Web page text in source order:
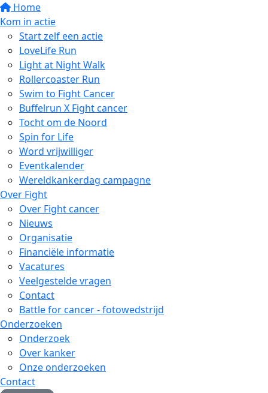
Home
Kom in actie
Start zelf een actie
LoveLife Run
Light at Night Walk
Rollercoaster Run
Swim to Fight Cancer
Buffelrun X Fight cancer
Tocht om de Noord
Spin for Life
Word vrijwilliger
Eventkalender
Wereldkankerdag campagne
Over Fight
Over Fight cancer
Nieuws
Organisatie
Financiële informatie
Vacatures
Veelgestelde vragen
Contact
Battle for cancer - fotowedstrijd
Onderzoeken
Onderzoek
Over kanker
Onze onderzoeken
Contact